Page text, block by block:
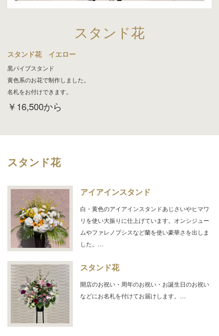
スタンド花
スタンド花 イエロー
黒パイプスタンド
黄色系のお花で制作しました。
名札をお付けできます。
￥16,500から
スタンド花
アイアインスタンド
白・黄色のアイアインスタンドあじさいやヒマワ
リを使い大振りに仕上げています。オンシジュー
ムやファレノプシスなど蘭を使い豪華さを出しま
した。…
スタンド花
開店のお祝い・周年のお祝い・お誕生日のお祝い
などにお名札を付けてお届けします。…